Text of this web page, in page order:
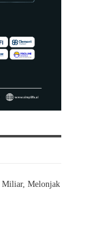
Miliar, Melonjak